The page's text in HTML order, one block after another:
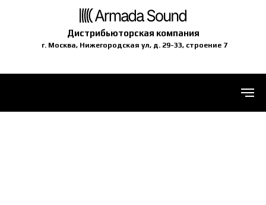
Дистрибьюторская компания
г. Москва, Нижегородская ул, д. 29-33, строение 7